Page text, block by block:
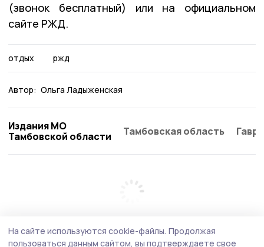
(звонок бесплатный) или на официальном
сайте РЖД.
отдых ржд
Автор: Ольга Ладыженская
Издания МО
Тамбовской области
Тамбовская область
На сайте используются cookie-файлы. Продолжая
пользоваться данным сайтом, вы подтверждаете свое